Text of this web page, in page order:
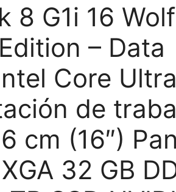
8 G1i 16
– Data
Core
de
cm (16″)
32 GB